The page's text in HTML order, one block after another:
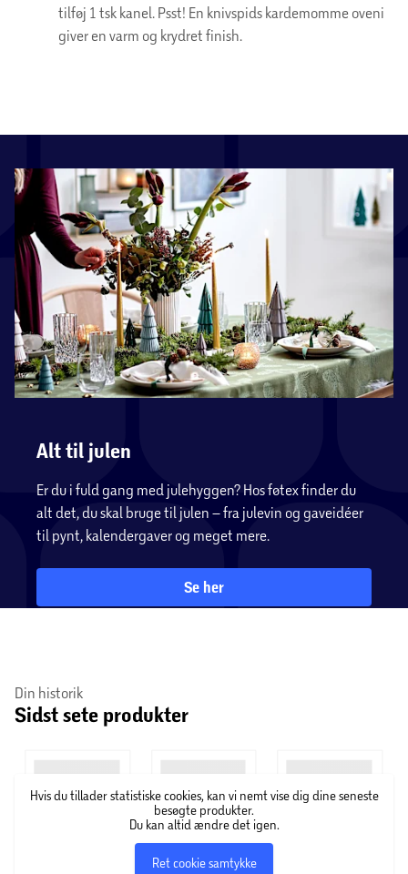
tilføj 1 tsk kanel. Psst! En knivspids kardemomme oveni
giver en varm og krydret finish.
Alt til julen
Er du i fuld gang med julehyggen? Hos føtex finder du
alt det, du skal bruge til julen – fra julevin og gaveidéer
til pynt, kalendergaver og meget mere.
Se her
Din historik
Sidst sete produkter
Hvis du tillader statistiske cookies, kan vi nemt vise dig dine seneste
besøgte produkter.
Du kan altid ændre det igen.
Ret cookie samtykke